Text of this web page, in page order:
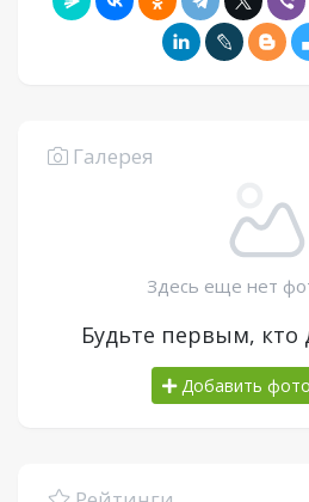
Галерея
Здесь еще нет
Будьте первым, кто
Добавить